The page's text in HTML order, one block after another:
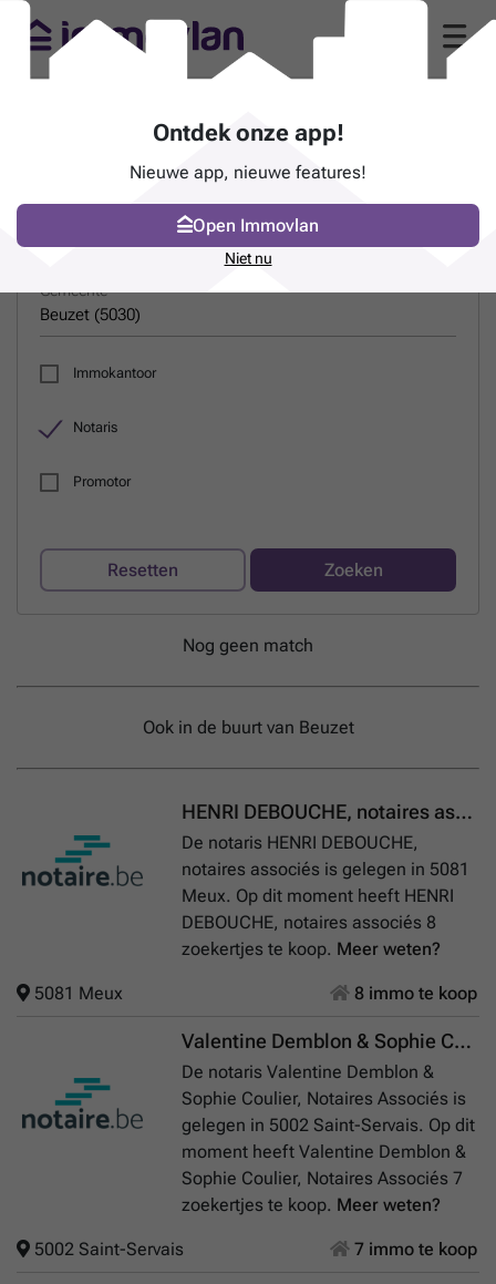
ZOEK EEN PROFESSIONAL
Naam
Gemeente
Immokantoor
Notaris
Promotor
Resetten Zoeken
Nog geen match
Ook in de buurt van Beuzet
HENRI DEBOUCHE, notaires associés
De notaris HENRI DEBOUCHE,
notaires associés is gelegen in 5081
Meux. Op dit moment heeft HENRI
DEBOUCHE, notaires associés 8
zoekertjes te koop. Meer weten?
5081 Meux 8 immo te koop
Valentine Demblon & Sophie Coulier, Notaires Associés
De notaris Valentine Demblon &
Sophie Coulier, Notaires Associés is
gelegen in 5002 Saint-Servais. Op dit
moment heeft Valentine Demblon &
Sophie Coulier, Notaires Associés 7
zoekertjes te koop. Meer weten?
5002 Saint-Servais 7 immo te koop
Ontdek onze app!
Nieuwe app, nieuwe features!
Open Immovlan
Niet nu